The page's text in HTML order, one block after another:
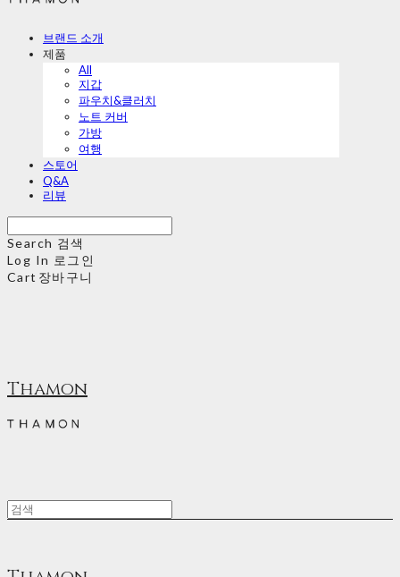
브랜드 소개
제품
All
지갑
파우치&클러치
노트 커버
가방
여행
스토어
Q&A
리뷰
Search 검색
Log In 로그인
Cart 장바구니
Thamon